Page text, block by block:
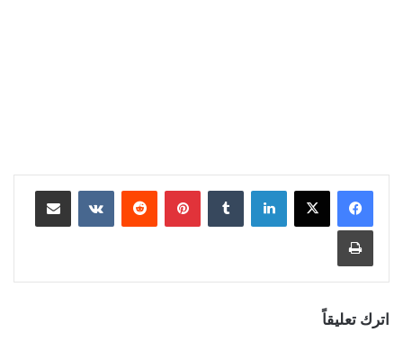
لينكدإن بينتيريست مشاركة عبر البريد
طباعة
اترك تعليقاً